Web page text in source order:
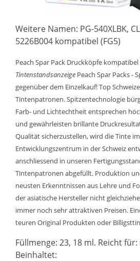
Weitere Namen: PG-540XLBK,
5226B004 kompatibel (FG5)
Peach Spar Pack Druckköpfe kompatibel
Tintenstandsanzeige Peach Spar Packs -
gegenüber dem Einzelkauf! Top
Tintenpatronen. Spitzentechnologie
Farb- und Lichtechtheit entsprechen
und gewährleisten brillante
Qualität sicherzustellen, wird die Tinte
Entwicklungszentrum in der Schweiz
anschliessend in unseren
Tintenpatronen abgefüllt. Produktion
neusten Erkenntnissen aus Lehre und
der asiatische Hersteller nicht
immer noch sehr attraktiven Preisen.
teuren Original Produkten oder
Füllmenge: 23, 18 ml. Reicht für:
Beinhaltet: